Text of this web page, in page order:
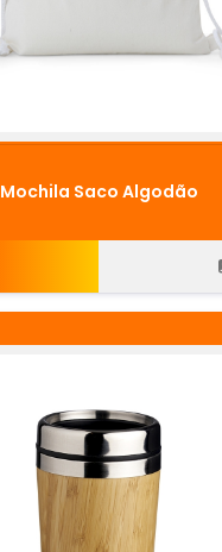
Mochila Saco Algodão